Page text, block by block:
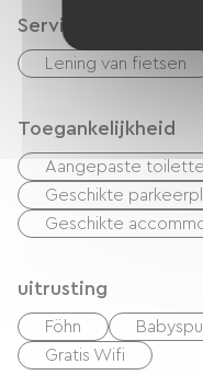
Services
Lening van fietsen
Toegankelijkheid
Aangepaste
Geschikte
Geschikte
uitrusting
Föhn
Gratis Wifi